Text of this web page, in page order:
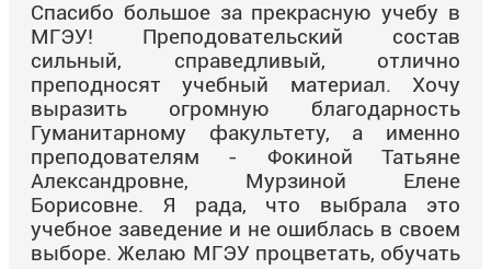
Спасибо большое за прекрасную учебу в
МГЭУ! Преподовательский состав
сильный, справедливый, отлично
преподносят учебный материал. Хочу
выразить огромную благодарность
Гуманитарному факультету, а именно
преподователям - Фокиной Татьяне
Александровне, Мурзиной Елене
Борисовне. Я рада, что выбрала это
учебное заведение и не ошиблась в своем
выборе. Желаю МГЭУ процветать, обучать